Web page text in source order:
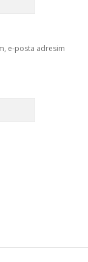
e-posta adresim